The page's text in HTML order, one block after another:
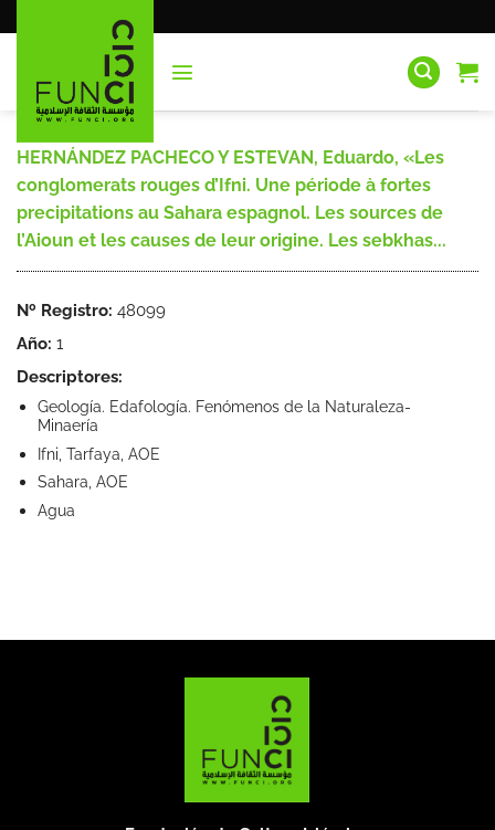
al
HERNÁNDEZ PACHECO Y ESTEVAN, Eduardo, «Les
conglomerats rouges d’Ifni. Une période à fortes
precipitations au Sahara espagnol. Les sources de
l’Aioun et les causes de leur origine. Les sebkhas...
Nº Registro: 48099
Año: 1
Descriptores:
Geología. Edafología. Fenómenos de la Naturaleza-
Minaería
Ifni, Tarfaya, AOE
Sahara, AOE
Agua